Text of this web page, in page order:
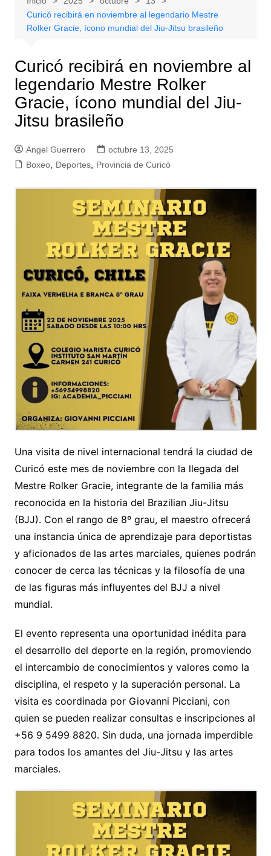
Curicó recibirá en noviembre al legendario Mestre
Rolker Gracie, ícono mundial del Jiu-Jitsu brasileño
Curicó recibirá en noviembre al
legendario Mestre Rolker
Gracie, ícono mundial del Jiu-
Jitsu brasileño
Angel Guerrero
octubre 13, 2025
Boxeo, Deportes, Provincia de Curicó
Una visita de nivel internacional tendrá la ciudad de
Curicó este mes de noviembre con la llegada del
Mestre Rolker Gracie, integrante de la familia más
reconocida en la historia del Brazilian Jiu-Jitsu
(BJJ). Con el rango de 8º grau, el maestro ofrecerá
una instancia única de aprendizaje para deportistas
y aficionados de las artes marciales, quienes podrán
conocer de cerca las técnicas y la filosofía de una
de las figuras más influyentes del BJJ a nivel
mundial.
El evento representa una oportunidad inédita para
el desarrollo del deporte en la región, promoviendo
el intercambio de conocimientos y valores como la
disciplina, el respeto y la superación personal. La
visita es coordinada por Giovanni Picciani, con
quien se pueden realizar consultas e inscripciones al
+56 9 5499 8820. Sin duda, una jornada imperdible
para todos los amantes del Jiu-Jitsu y las artes
marciales.